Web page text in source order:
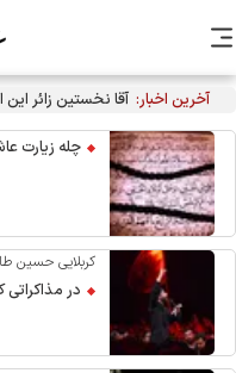
آخرین اخبار: آقا نخستین زائر این
چله زیارت عاشورا با
کربلایی حسین
در مذاکراتی